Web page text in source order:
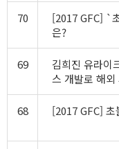
70
[2017 GFC] `
은?
69
김희진 유라이
스 개발로 해
68 [2017 GFC]